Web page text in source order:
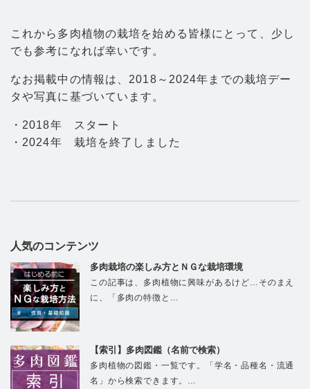
これから多肉植物の栽培を始める皆様にとって、少し
でも参考になれば幸いです。
なお掲載中の情報は、2018～2024年までの栽培デー
タや写真に基づいています。
・2018年 スタート
・2024年 栽培を終了しました
人気のコンテンツ
多肉栽培の楽しみ方とＮＧな栽培環境
この記事は、多肉植物に興味があるけど…そのまえ
に、「多肉の特徴と…
【索引】多肉図鑑（名前で検索）
多肉植物の図鑑・一覧です。「学名・品種名・流通
名」から検索できます。…